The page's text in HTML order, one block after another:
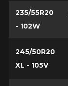
235/55R20
- 102W
245/50R20
XL - 105V